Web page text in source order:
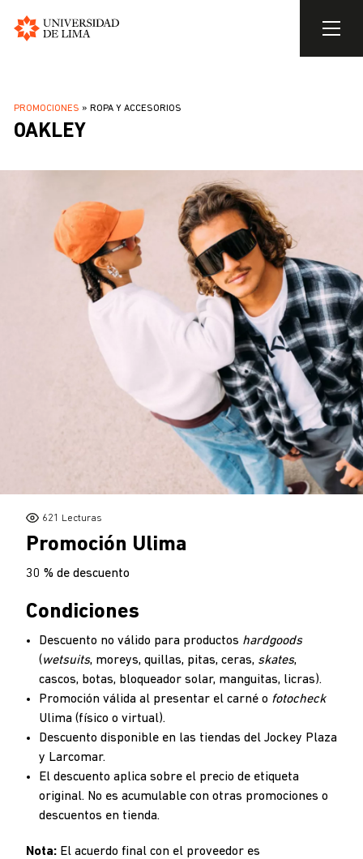
contenido
principal
SOBRESCRIBIR
ENLACES
AYUDA
NAVEGACIÓN
PROMOCIONES ROPA Y ACCESORIOS
OAKLEY
621 Lecturas
Promoción Ulima
30 % de descuento
Condiciones
Descuento no válido para productos hardgoods
(wetsuits, moreys, quillas, pitas, ceras, skates,
cascos, botas, bloqueador solar, manguitas, licras).
Promoción válida al presentar el carné o fotocheck
Ulima (físico o virtual).
Descuento disponible en las tiendas del Jockey Plaza
y Larcomar.
El descuento aplica sobre el precio de etiqueta
original. No es acumulable con otras promociones o
descuentos en tienda.
Nota: El acuerdo final con el proveedor es